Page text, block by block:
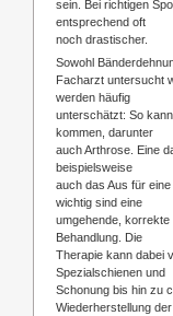
sein. Bei richtigen
entsprechend oft
noch drastischer.
Sowohl
Facharzt untersucht
werden häufig
unterschätzt: So
kommen, darunter
auch Arthrose. Eine
beispielsweise
auch das Aus für
wichtig sind eine
umgehende,
Behandlung. Die
Therapie kann dabei
Spezialschienen und
Schonung bis hin zu
Wiederherstellung der